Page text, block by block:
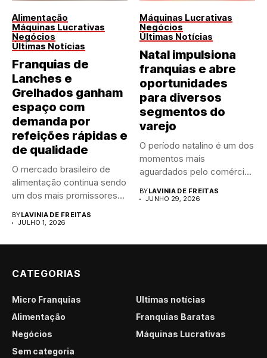
Alimentação
Máquinas Lucrativas
Negócios
Últimas Notícias
Franquias de
Lanches e
Grelhados ganham
espaço com
demanda por
refeições rápidas e
de qualidade
O mercado brasileiro de
alimentação continua sendo
um dos mais promissores
BYLAVINIA DE FREITAS
JULHO 1, 2026
Máquinas Lucrativas
Negócios
Últimas Notícias
Natal impulsiona
franquias e abre
oportunidades
para diversos
segmentos do
varejo
O período natalino é um dos
momentos mais
aguardados pelo comércio
BYLAVINIA DE FREITAS
JUNHO 29, 2026
CATEGORIAS
Micro Franquias
Últimas notícias
Alimentação
Franquias Baratas
Negócios
Máquinas Lucrativas
Sem categoria